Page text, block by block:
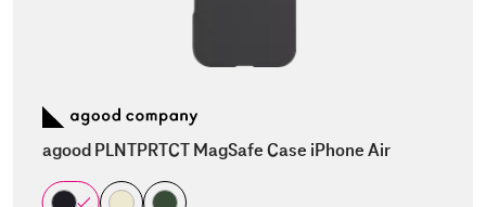
agood PLNTPRTCT MagSafe Case iPhone Air